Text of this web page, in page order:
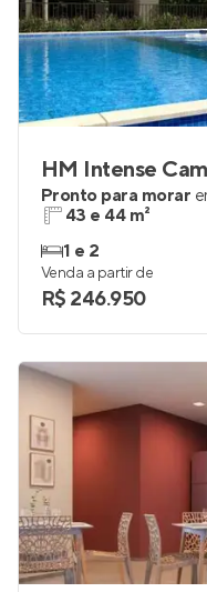
HM Intense
Pronto para morar
43 e 44 m²
1 e 2
Venda a partir de
R$ 246.950